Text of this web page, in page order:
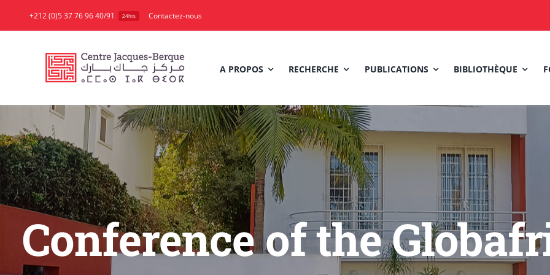
to
+212 (0)5 37 76 96 40/91 24hrs Contactez-nous
A PROPOS RECHERCHE PUBLICATIONS BIBLIOTHÈQUE
Conference of the
Conference